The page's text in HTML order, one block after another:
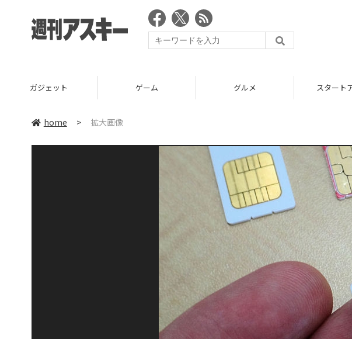
ガジェット ゲーム グルメ スタート
home > 拡大画像